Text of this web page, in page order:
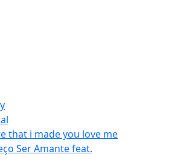
that i made you love me
Ser Amante feat.